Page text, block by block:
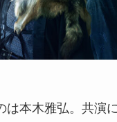
は本木雅弘。共演